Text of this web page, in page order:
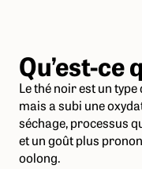
Qu’est-ce
Le thé noir est un
mais a subi une
séchage, processus
et un goût plus
oolong.